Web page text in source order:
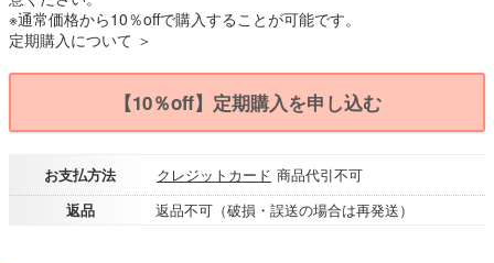
※通常価格から10％offで購入することが可能です。
定期購入について ＞
【10％off】定期購入を申し込む
お支払方法 クレジットカード 商品代引不可
返品
返品不可（破損・誤送の場合は再発送）